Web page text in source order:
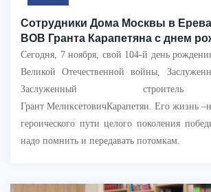
Сотрудники Дома Москвы в
ВОВ Гранта Карапетяна с днем
Сегодня, 7 ноября, свой 104-й день
Великой Отечественной войны,
Заслуженный
Грант МеликсетовичКарапетян. Его жизнь
героического пути целого поколения
надо помнить и передавать потомкам.